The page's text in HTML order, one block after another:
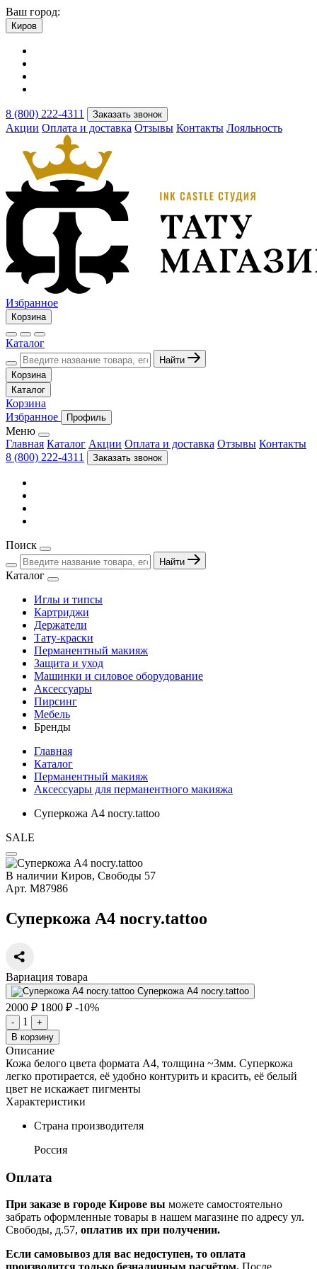
Ваш город:
Киров
8 (800) 222-4311 Заказать звонок
Акции Оплата и доставка Отзывы Контакты Лояльность
Избранное
Корзина
Каталог
Найти
Корзина
Каталог
Корзина
Избранное
Профиль
Меню
Главная Каталог Акции Оплата и доставка Отзывы Контакты
8 (800) 222-4311
Заказать звонок
Поиск
Найти
Каталог
Иглы и типсы
Картриджи
Держатели
Тату-краски
Перманентный макияж
Защита и уход
Машинки и силовое оборудование
Аксессуары
Пирсинг
Мебель
Бренды
Главная
Каталог
Перманентный макияж
Аксессуары для перманентного макияжа
Суперкожа А4 nocry.tattoo
SALE
В наличии Киров, Свободы 57
Арт. М87986
Суперкожа А4 nocry.tattoo
Вариация товара
Суперкожа А4 nocry.tattoo
2000 ₽ 1800 ₽ -10%
- 1
+
В корзину
Описание
Кожа белого цвета формата А4, толщина ~3мм. Суперкожа
легко протирается, её удобно контурить и красить, её белый
цвет не искажает пигменты
Характеристики
Страна производителя
Россия
Оплата
При заказе в городе Кирове вы можете самостоятельно
забрать оформленные товары в нашем магазине по адресу ул.
Свободы, д.57, оплатив их при получении.
Если самовывоз для вас недоступен, то оплата